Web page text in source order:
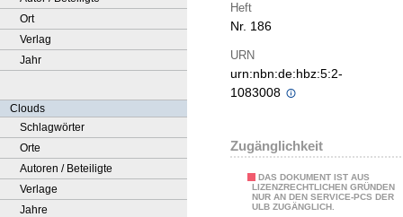
Ort
Verlag
Jahr
Clouds
Schlagwörter
Orte
Autoren / Beteiligte
Verlage
Jahre
Heft
Nr. 186
URN
urn:nbn:de:hbz:5:2-
1083008
Zugänglichkeit
DAS DOKUMENT IST AUS
LIZENZRECHTLICHEN GRÜNDEN
NUR AN DEN SERVICE-PCS DER
ULB ZUGÄNGLICH.